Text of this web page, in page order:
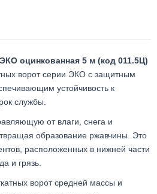
оцинкованная 5 м (код 011.5Ц)
ворот серии ЭКО с защитным
устойчивость к
службы.
от влаги, снега и
образование ржавчины. Это
расположенных в нижней части
и грязь.
ворот средней массы и